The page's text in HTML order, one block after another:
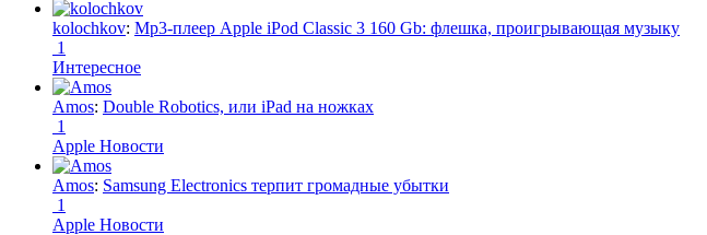
kolochkov: Mp3-плеер Apple iPod Classic 3 160 Gb: флешка, проигрывающая музыку
1
Интересное
Amos: Double Robotics, или iPad на ножках
1
Apple Новости
Amos: Samsung Electronics терпит громадные убытки
1
Apple Новости